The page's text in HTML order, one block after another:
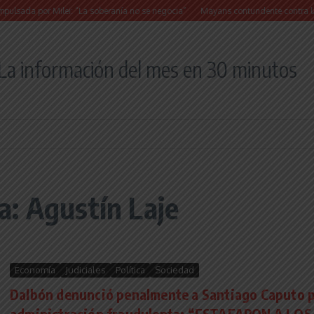
por Milei: “La soberanía no se negocia” Mayans contundente contra la
información del mes en 30 minutos
Agustín Laje
Economía Judiciales Política Sociedad
Dalbón denunció penalmente a Santiago Caputo